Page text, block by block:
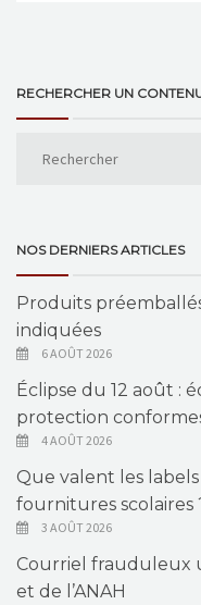
RECHERCHER UN
NOS DERNIERS ARTICLES
Produits
indiquées
6 AOÛT 2026
Éclipse du 12 août :
protection
4 AOÛT 2026
Que valent les
fournitures scolaires
3 AOÛT 2026
Courriel frauduleux
et de l’ANAH